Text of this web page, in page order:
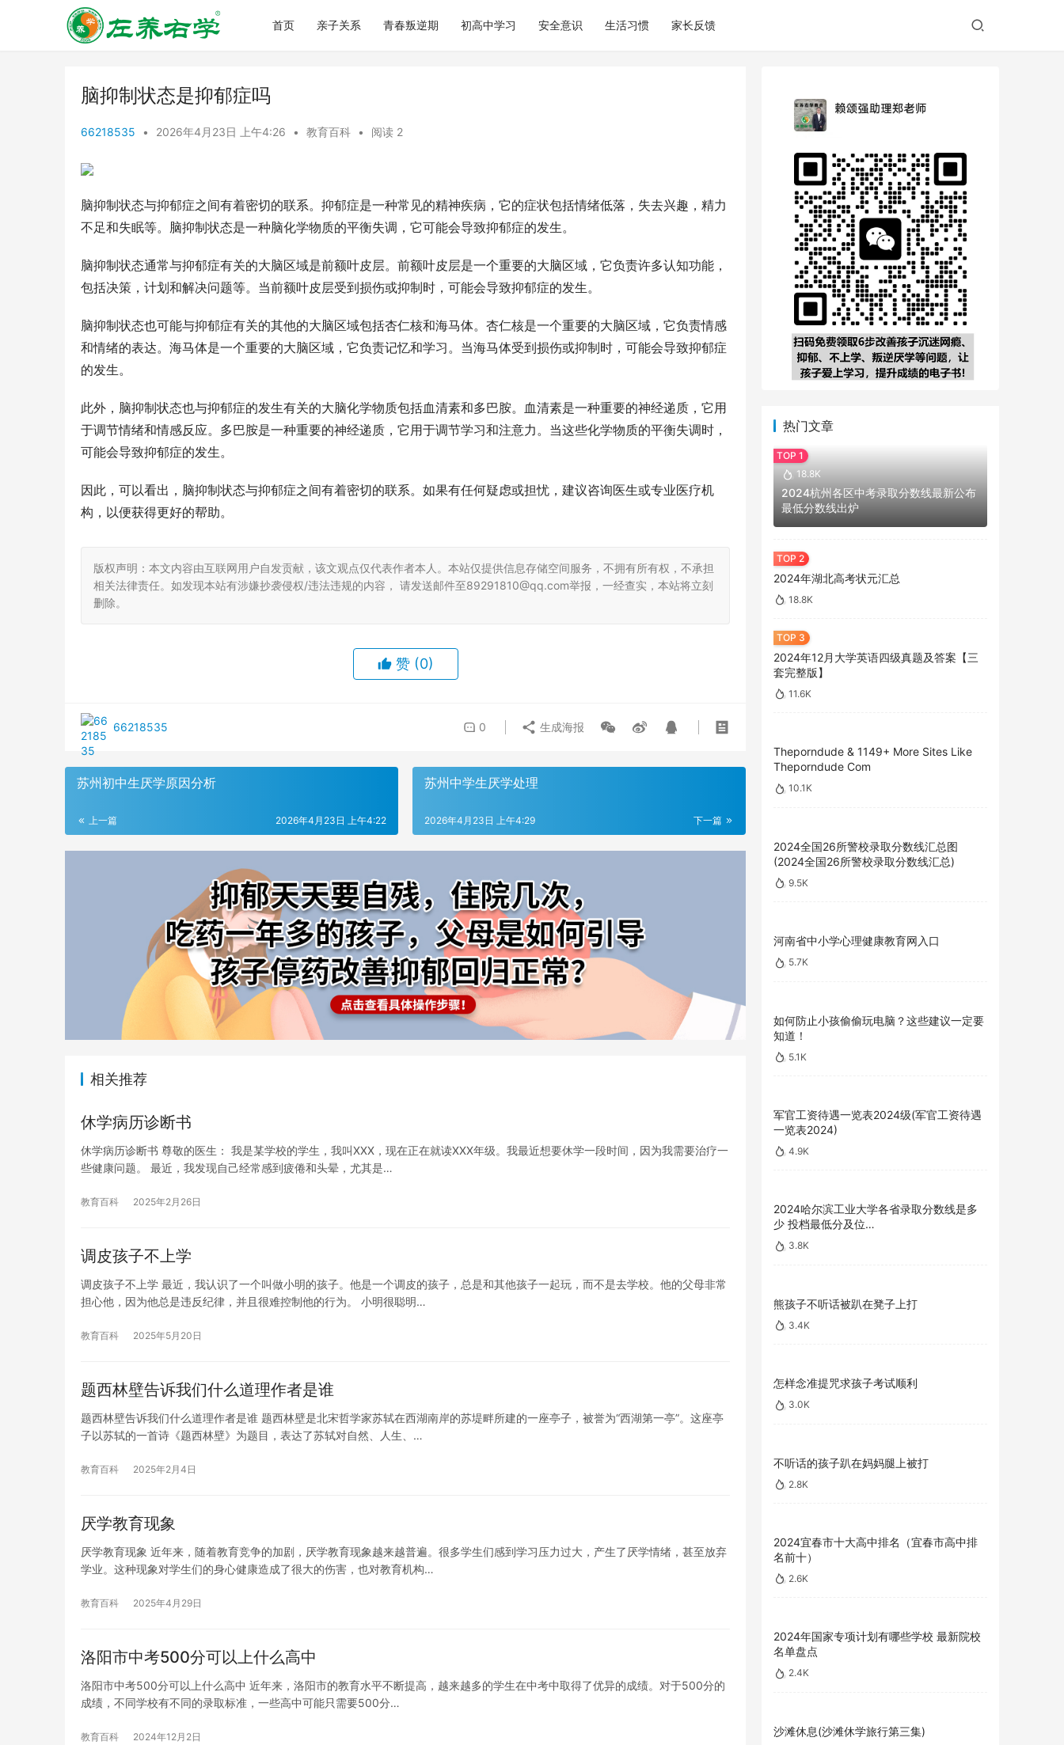
首页 亲子关系 青春叛逆期 初高中学习 安全意识 生活习惯 家长反馈
脑抑制状态是抑郁症吗
66218535 • 2026年4月23日 上午4:26 • 教育百科 • 阅读 2
脑抑制状态与抑郁症之间有着密切的联系。抑郁症是一种常见的精神疾病，它的症状包括情绪低落，失去兴趣，精力
不足和失眠等。脑抑制状态是一种脑化学物质的平衡失调，它可能会导致抑郁症的发生。
脑抑制状态通常与抑郁症有关的大脑区域是前额叶皮层。前额叶皮层是一个重要的大脑区域，它负责许多认知功能，
包括决策，计划和解决问题等。当前额叶皮层受到损伤或抑制时，可能会导致抑郁症的发生。
脑抑制状态也可能与抑郁症有关的其他的大脑区域包括杏仁核和海马体。杏仁核是一个重要的大脑区域，它负责情感
和情绪的表达。海马体是一个重要的大脑区域，它负责记忆和学习。当海马体受到损伤或抑制时，可能会导致抑郁症
的发生。
此外，脑抑制状态也与抑郁症的发生有关的大脑化学物质包括血清素和多巴胺。血清素是一种重要的神经递质，它用
于调节情绪和情感反应。多巴胺是一种重要的神经递质，它用于调节学习和注意力。当这些化学物质的平衡失调时，
可能会导致抑郁症的发生。
因此，可以看出，脑抑制状态与抑郁症之间有着密切的联系。如果有任何疑虑或担忧，建议咨询医生或专业医疗机
构，以便获得更好的帮助。
版权声明：本文内容由互联网用户自发贡献，该文观点仅代表作者本人。本站仅提供信息存储空间服务，不拥有所有权，不承担
相关法律责任。如发现本站有涉嫌抄袭侵权/违法违规的内容， 请发送邮件至89291810@qq.com举报，一经查实，本站将立刻
删除。
赞 (0)
66218535 0 生成海报
苏州初中生厌学原因分析
上一篇 2026年4月23日 上午4:22
苏州中学生厌学处理
下一篇
2026年4月23日 上午4:29
相关推荐
休学病历诊断书
休学病历诊断书 尊敬的医生： 我是某学校的学生，我叫XXX，现在正在就读XXX年级。我最近想要休学一段时间，因为我需要治疗一
些健康问题。 最近，我发现自己经常感到疲倦和头晕，尤其是…
教育百科 2025年2月26日
调皮孩子不上学
调皮孩子不上学 最近，我认识了一个叫做小明的孩子。他是一个调皮的孩子，总是和其他孩子一起玩，而不是去学校。他的父母非常
担心他，因为他总是违反纪律，并且很难控制他的行为。 小明很聪明…
教育百科 2025年5月20日
题西林壁告诉我们什么道理作者是谁
题西林壁告诉我们什么道理作者是谁 题西林壁是北宋哲学家苏轼在西湖南岸的苏堤畔所建的一座亭子，被誉为“西湖第一亭”。这座亭
子以苏轼的一首诗《题西林壁》为题目，表达了苏轼对自然、人生、…
教育百科 2025年2月4日
厌学教育现象
厌学教育现象 近年来，随着教育竞争的加剧，厌学教育现象越来越普遍。很多学生们感到学习压力过大，产生了厌学情绪，甚至放弃
学业。这种现象对学生们的身心健康造成了很大的伤害，也对教育机构…
教育百科 2025年4月29日
洛阳市中考500分可以上什么高中
洛阳市中考500分可以上什么高中 近年来，洛阳市的教育水平不断提高，越来越多的学生在中考中取得了优异的成绩。对于500分的
成绩，不同学校有不同的录取标准，一些高中可能只需要500分…
教育百科 2024年12月2日
热门文章
18.8K
2024杭州各区中考录取分数线最新公布
最低分数线出炉
2024年湖北高考状元汇总
18.8K
2024年12月大学英语四级真题及答案【三
套完整版】
11.6K
Theporndude & 1149+ More Sites Like
Theporndude Com
10.1K
2024全国26所警校录取分数线汇总图
(2024全国26所警校录取分数线汇总)
9.5K
河南省中小学心理健康教育网入口
5.7K
如何防止小孩偷偷玩电脑？这些建议一定要
知道！
5.1K
军官工资待遇一览表2024级(军官工资待遇
一览表2024)
4.9K
2024哈尔滨工业大学各省录取分数线是多
少 投档最低分及位…
3.8K
熊孩子不听话被趴在凳子上打
3.4K
怎样念准提咒求孩子考试顺利
3.0K
不听话的孩子趴在妈妈腿上被打
2.8K
2024宜春市十大高中排名（宜春市高中排
名前十）
2.6K
2024年国家专项计划有哪些学校 最新院校
名单盘点
2.4K
沙滩休息(沙滩休学旅行第三集)